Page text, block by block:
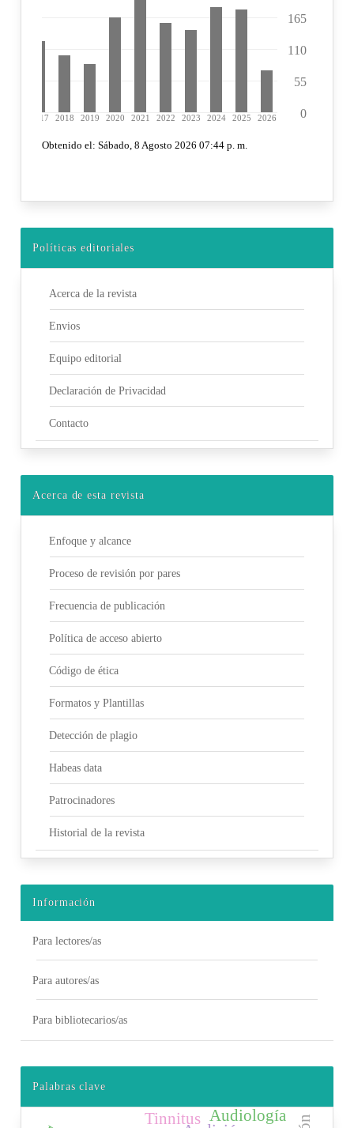
Políticas editoriales
Acerca de la revista
Envios
Equipo editorial
Declaración de Privacidad
Contacto
Acerca de esta revista
Enfoque y alcance
Proceso de revisión por pares
Frecuencia de publicación
Política de acceso abierto
Código de ética
Formatos y Plantillas
Detección de plagio
Habeas data
Patrocinadores
Historial de la revista
Información
Para lectores/as
Para autores/as
Para bibliotecarios/as
Palabras clave
Tinnitus Audiología